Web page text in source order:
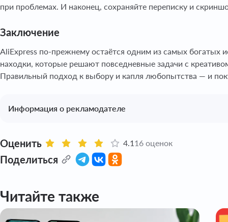
при проблемах. И наконец, сохраняйте переписку и
Заключение
AliExpress по-прежнему остаётся одним из самых богатых
находки, которые решают повседневные задачи с
Правильный подход к выбору и капля любопытства — и
Информация о рекламодателе
Оценить 4.1 16 оценок
Поделиться
Читайте также